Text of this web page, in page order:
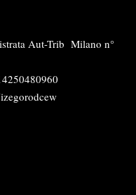
Aut-Trib Milano n°